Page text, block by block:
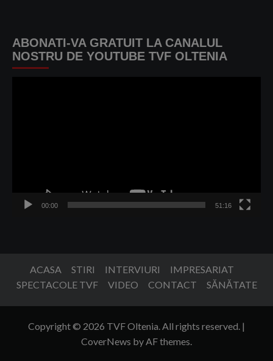
ABONATI-VA GRATUIT LA CANALUL
NOSTRU DE YOUTUBE TVF OLTENIA
00:00 51:16
ACASA STIRI INTERVIURI
IMPRESARIAT
SPECTACOLE TVF
VIDEO CONTACT SĂNĂTATE
Copyright © 2026 TVF Oltenia. All rights reserved. |
CoverNews by AF themes.